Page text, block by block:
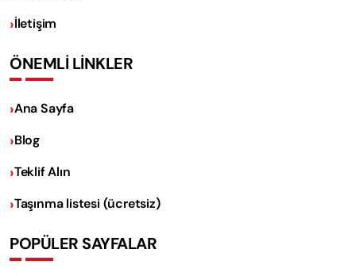
İletişim
ÖNEMLİ LİNKLER
Ana Sayfa
Blog
Teklif Alın
Taşınma listesi (ücretsiz)
POPÜLER SAYFALAR